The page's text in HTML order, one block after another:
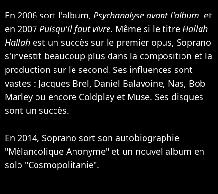
En 2006 sort l'album, Psychanalyse avant l'album, et
en 2007 Puisqu'il faut vivre. Même si le titre Hallah
Hallah est un succès sur le premier opus, Soprano
s'investit beaucoup plus dans la composition et la
production sur le second. Ses influences sont
vastes : Jacques Brel, Daniel Balavoine, Nas, Bob
Marley ou encore Coldplay et Muse. Ses disques
sont un succès.
En 2014, Soprano sort son autobiographie
"Mélancolique Anonyme" et un nouvel album en
solo "Cosmopolitanie".